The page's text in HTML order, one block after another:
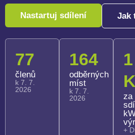
Nastartuj sdílení Jak
77
členů
k 7. 7.
2026
164
odběrných
míst
k 7. 7.
2026
1
za
+